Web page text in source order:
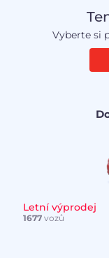
Vyberte si
Letní výprodej
1677vozů